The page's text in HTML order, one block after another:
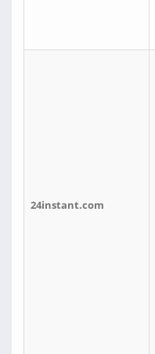
24instant.com